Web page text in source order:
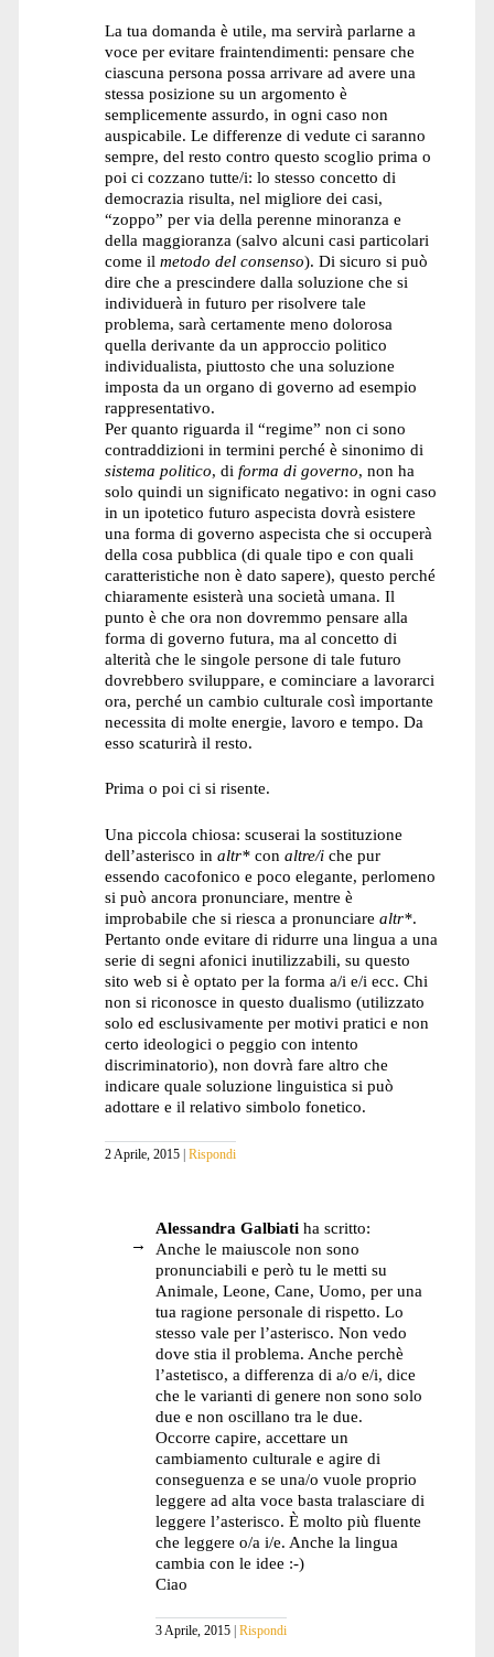
La tua domanda è utile, ma servirà parlarne a
voce per evitare fraintendimenti: pensare che
ciascuna persona possa arrivare ad avere una
stessa posizione su un argomento è
semplicemente assurdo, in ogni caso non
auspicabile. Le differenze di vedute ci saranno
sempre, del resto contro questo scoglio prima o
poi ci cozzano tutte/i: lo stesso concetto di
democrazia risulta, nel migliore dei casi,
“zoppo” per via della perenne minoranza e
della maggioranza (salvo alcuni casi particolari
come ilmetodo del consenso). Di sicuro si può
dire che a prescindere dalla soluzione che si
individuerà in futuro per risolvere tale
problema, sarà certamente meno dolorosa
quella derivante da un approccio politico
individualista, piuttosto che una soluzione
imposta da un organo di governo ad esempio
rappresentativo.
Per quanto riguarda il “regime” non ci sono
contraddizioni in termini perché è sinonimo di
sistema politico, diforma di governo, non ha
solo quindi un significato negativo: in ogni caso
in un ipotetico futuro aspecista dovrà esistere
una forma di governo aspecista che si occuperà
della cosa pubblica (di quale tipo e con quali
caratteristiche non è dato sapere), questo perché
chiaramente esisterà una società umana. Il
punto è che ora non dovremmo pensare alla
forma di governo futura, ma al concetto di
alterità che le singole persone di tale futuro
dovrebbero sviluppare, e cominciare a lavorarci
ora, perché un cambio culturale così importante
necessita di molte energie, lavoro e tempo. Da
esso scaturirà il resto.
Prima o poi ci si risente.
Una piccola chiosa: scuserai la sostituzione
dell’asterisco inaltr* conaltre/i che pur
essendo cacofonico e poco elegante, perlomeno
si può ancora pronunciare, mentre è
improbabile che si riesca a pronunciarealtr*.
Pertanto onde evitare di ridurre una lingua a una
serie di segni afonici inutilizzabili, su questo
sito web si è optato per la forma a/i e/i ecc. Chi
non si riconosce in questo dualismo (utilizzato
solo ed esclusivamente per motivi pratici e non
certo ideologici o peggio con intento
discriminatorio), non dovrà fare altro che
indicare quale soluzione linguistica si può
adottare e il relativo simbolo fonetico.
2 Aprile, 2015 Rispondi
Alessandra Galbiati ha scritto:
Anche le maiuscole non sono
pronunciabili e però tu le metti su
Animale, Leone, Cane, Uomo, per una
tua ragione personale di rispetto. Lo
stesso vale per l’asterisco. Non vedo
dove stia il problema. Anche perchè
l’astetisco, a differenza di a/o e/i, dice
che le varianti di genere non sono solo
due e non oscillano tra le due.
Occorre capire, accettare un
cambiamento culturale e agire di
conseguenza e se una/o vuole proprio
leggere ad alta voce basta tralasciare di
leggere l’asterisco. È molto più fluente
che leggere o/a i/e. Anche la lingua
cambia con le idee :-)
Ciao
3 Aprile, 2015 Rispondi